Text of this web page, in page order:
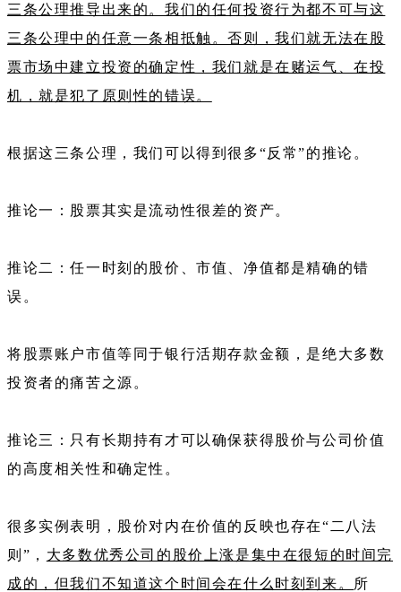
三条公理推导出来的。我们的任何投资行为都不可与这
三条公理中的任意一条相抵触。否则，我们就无法在股
票市场中建立投资的确定性，我们就是在赌运气、在投
机，就是犯了原则性的错误。
根据这三条公理，我们可以得到很多“反常”的推论。
推论一：股票其实是流动性很差的资产。
推论二：任一时刻的股价、市值、净值都是精确的错
误。
将股票账户市值等同于银行活期存款金额，是绝大多数
投资者的痛苦之源。
推论三：只有长期持有才可以确保获得股价与公司价值
的高度相关性和确定性。
很多实例表明，股价对内在价值的反映也存在“二八法
则”， 大多数优秀公司的股价上涨是集中在很短的时间完
成的，但我们不知道这个时间会在什么时刻到来。
所